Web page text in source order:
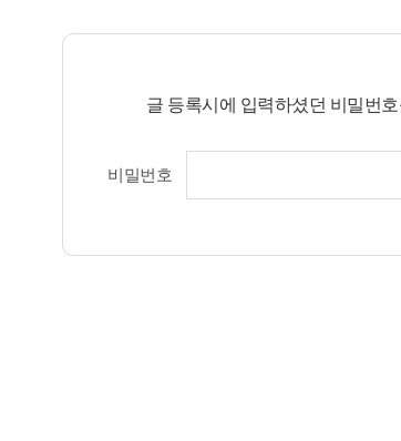
글 등록시에 입력하셨던 비밀번
비밀번호